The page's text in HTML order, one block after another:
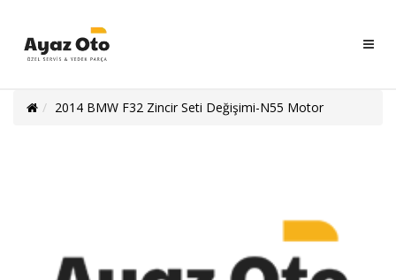
Oto
2014 BMW F32 Zincir Seti Değişimi-N55 Motor